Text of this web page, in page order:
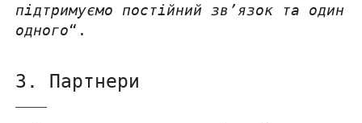
підтримуємо постійний зв’язок та один
одного“.
3. Партнери